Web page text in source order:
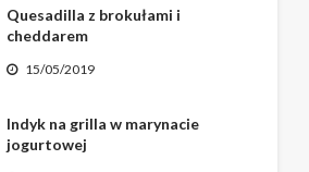
Quesadilla z brokułami i
cheddarem
15/05/2019
Indyk na grilla w marynacie
jogurtowej